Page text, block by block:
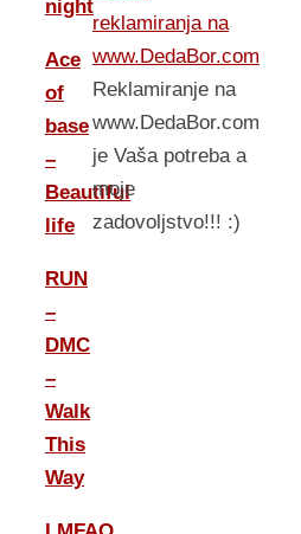
night
Ace
of
base
–
Beautiful
life
RUN
–
DMC
–
Walk
This
Way
reklamiranja na
www.DedaBor.com
Reklamiranje na
www.DedaBor.com
je Vaša potreba a
moje
zadovoljstvo!!! :)